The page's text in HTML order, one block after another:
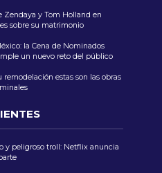
Zendaya y Tom Holland en
sobre su matrimonio
la Cena de Nominados
un nuevo reto del público
remodelación estas son las obras
y peligroso troll: Netflix anuncia